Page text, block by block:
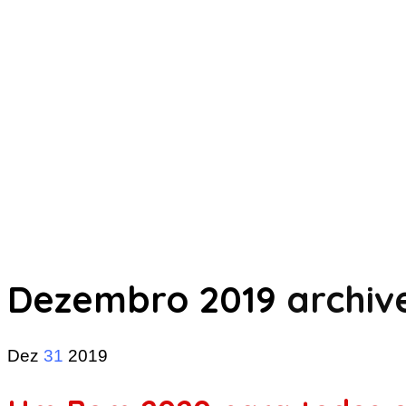
Dezembro 2019
Dez 31 2019